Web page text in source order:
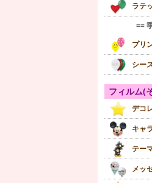
ラテ
==
プリ
シー
フィルム(
デコ
キャ
テー
メッ